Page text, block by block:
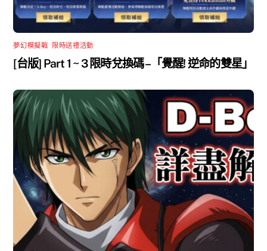
夢幻模擬戰 限時送禮活動
[台版] Part 1 ~ 3 限時兌換碼 –「覺醒! 逆命的雙星」